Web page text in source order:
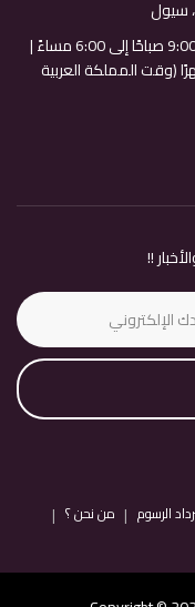
ساعات العمل: من الاثنين إلى الجمعة من 9:00 صباحًا إلى 6:00 مساءً |
الساعة 9:00 صباحًا حتى 2:00 ظهرًا (وقت المملكة العربية
!!
الرسوم
من نحن ؟